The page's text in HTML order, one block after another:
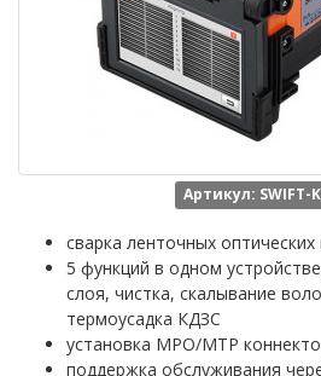
Артикул: SWIFT-
сварка ленточных
5 функций в одном
слоя, чистка, скалывание
термоусадка КДЗС
установка MPO/MTP
поддержка обслуживания